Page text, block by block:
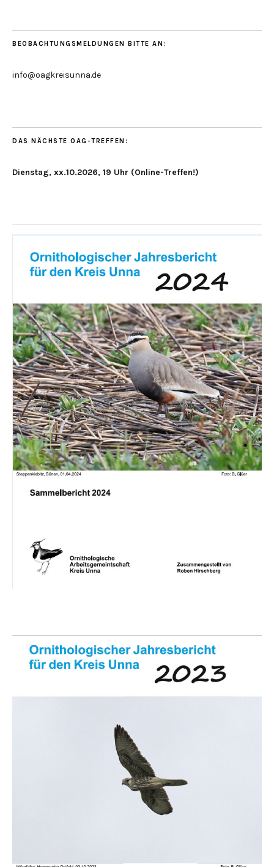
BEOBACHTUNGSMELDUNGEN BITTE AN:
info@oagkreisunna.de
DAS NÄCHSTE OAG-TREFFEN:
Dienstag, xx.10.2026, 19 Uhr (Online-Treffen!)